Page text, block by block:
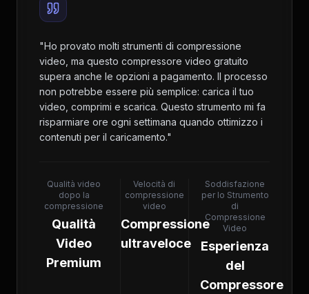
"Ho provato molti strumenti di compressione
video, ma questo compressore video gratuito
supera anche le opzioni a pagamento. Il processo
non potrebbe essere più semplice: carica il tuo
video, comprimi e scarica. Questo strumento mi fa
risparmiare ore ogni settimana quando ottimizzo i
contenuti per il caricamento."
Qualità video
dopo la
compressione
Qualità
Video
Premium
Velocità di
compressione
video
Compressione
ultraveloce
Soddisfazione
per lo Strumento
di
Compressione
Video
Esperienza
del
Compressore